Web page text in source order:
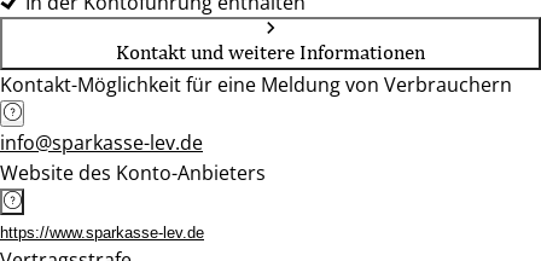
Kontakt und weitere Informationen
Kontakt-Möglichkeit für eine Meldung von Verbrauchern
info@sparkasse-lev.de
Website des Konto-Anbieters
https://www.sparkasse-lev.de